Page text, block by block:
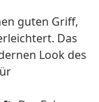
guten Griff,
Das
Look des